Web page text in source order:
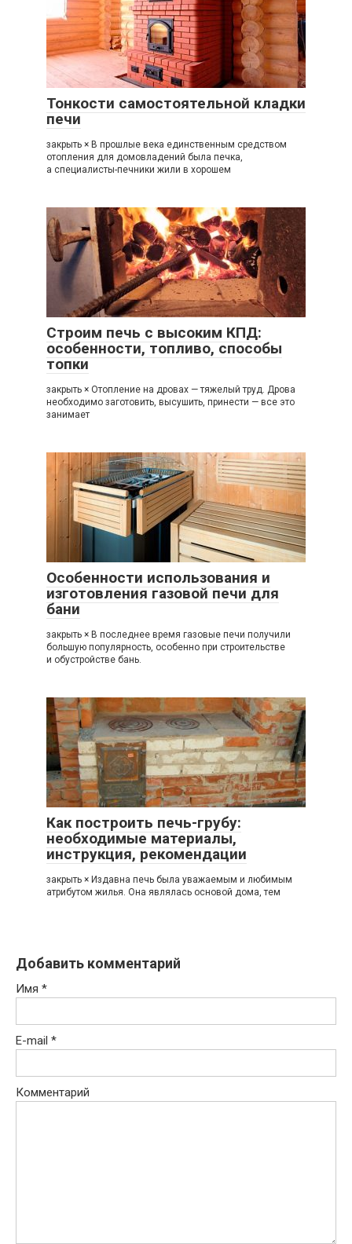
Тонкости самостоятельной кладки
печи
закрыть × В прошлые века единственным средством
отопления для домовладений была печка,
а специалисты-печники жили в хорошем
Строим печь с высоким КПД:
особенности, топливо, способы
топки
закрыть × Отопление на дровах — тяжелый труд. Дрова
необходимо заготовить, высушить, принести — все это
занимает
Особенности использования и
изготовления газовой печи для
бани
закрыть × В последнее время газовые печи получили
большую популярность, особенно при строительстве
и обустройстве бань.
Как построить печь-грубу:
необходимые материалы,
инструкция, рекомендации
закрыть × Издавна печь была уважаемым и любимым
атрибутом жилья. Она являлась основой дома, тем
Добавить комментарий
Имя *
E-mail *
Комментарий